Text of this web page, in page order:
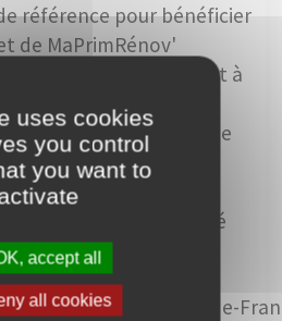
référence pour bénéficier
de MaPrimRénov'
de 4,8 % par rapport à
leurs revenus, les
fournir soit une copie de
soit, pour ceux non
de situation
le revenu 2023, basé
2024 en euros en Ile-de-
uses cookies
you control
you want to
accept all
all cookies